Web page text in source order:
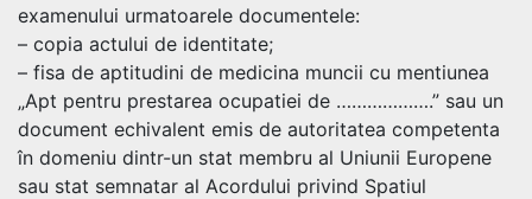
examenului urmatoarele documentele:
– copia actului de identitate;
– fisa de aptitudini de medicina muncii cu mentiunea
„Apt pentru prestarea ocupatiei de ……………….” sau un
document echivalent emis de autoritatea competenta
în domeniu dintr-un stat membru al Uniunii Europene
sau stat semnatar al Acordului privind Spatiul